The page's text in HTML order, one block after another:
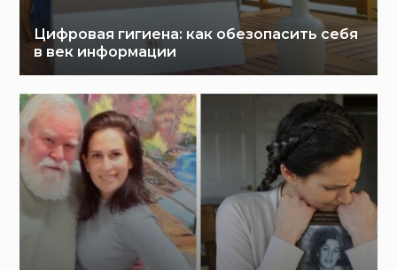
Цифровая гигиена: как обезопасить себя
в век информации